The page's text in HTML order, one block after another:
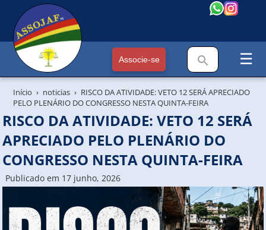
Associe-se ☰
Início noticias
RISCO DA ATIVIDADE: VETO 12 SERÁ APRECIADO
PELO PLENÁRIO DO CONGRESSO NESTA QUINTA-FEIRA
RISCO DA ATIVIDADE: VETO 12 SERÁ
APRECIADO PELO PLENÁRIO DO
CONGRESSO NESTA QUINTA-FEIRA
Publicado em 17 junho, 2026